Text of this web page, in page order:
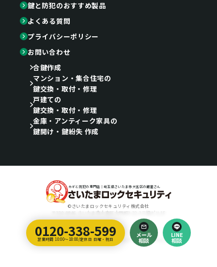
0120-338-599
営業時間 10:00～18:00/定休日 日曜・祝日
メール
相談
LINE
相談
鍵と防犯のおすすめ製品
よくある質問
プライバシーポリシー
お問い合わせ
合鍵作成
マンション・集合住宅の
鍵交換・取付・修理
戸建ての
鍵交換・取付・修理
金庫・アンティーク家具の
鍵開け・鍵紛失 作成
カギと防犯の専門店｜埼玉県さいたま市大宮区の鍵屋さん
©さいたまロックセキュリティ株式会社
〒330-0846 さいたま市大宮区大門町3-22-3三協ビル1F
Designed by
埼玉のホームページ制作会社｜ティラノ・クリエイティブ・アーツ